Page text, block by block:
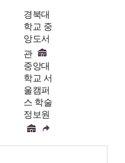
경북대
학교 중
앙도서
관
중앙대
학교 서
울캠퍼
스 학술
정보원